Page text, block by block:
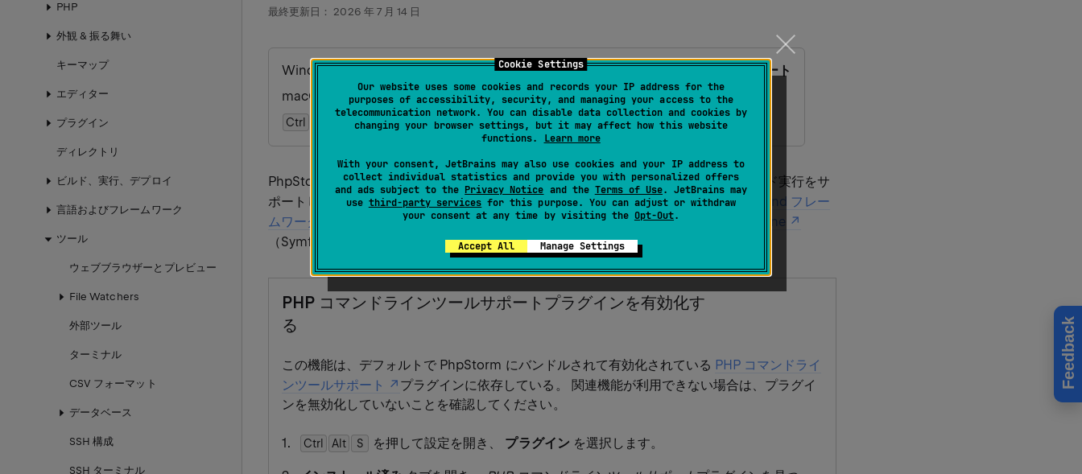
Cookie Settings
Our website uses some cookies and records your IP address for the
purposes of accessibility, security, and managing your access to the
telecommunication network. You can disable data collection and cookies by
changing your browser settings, but it may affect how this website
functions. Learn more
With your consent, JetBrains may also use cookies and your IP address to
collect individual statistics and provide you with personalized offers
and ads subject to the Privacy Notice and the Terms of Use. JetBrains may
use third-party services for this purpose. You can adjust or withdraw
your consent at any time by visiting the Opt-Out.
Accept All Manage Settings
Feedback
PHP
外観 & 振る舞い
キーマップ
エディター
プラグイン
ディレクトリ
ビルド、実行、デプロイ
言語およびフレームワーク
ツール
ウェブブラウザーとプレビュー
File Watchers
外部ツール
ターミナル
CSV フォーマット
データベース
SSH 構成
SSH ターミナル
最終更新日： 2026 年 7 月 14 日
Windows および Linux:ファイル | 設定 | ツール | PHP コマンドラインツールのサポート
macOS：
%instance% | 環境設定 | ツール | PHP コマンドラインツールのサポート
Ctrl または
PhpStorm は、一般的なサードパーティ製またはユーザー定義の PHP ツールのコマンド実行をサ
ポートしています：Symfony 1.1+ 、Symfony2 、Zend フレームワーク 1
Zend フレー
ムワーク 2 (ZFTool)
、Yii 、Composer 、 Drush 5.8+ 、Laravel
Doctrine
（Symfony コンソールベース）、WordPress コマンドラインインターフェース
PHP コマンドラインツールサポートプラグインを有効化す
る
この機能は、デフォルトで PhpStorm にバンドルされて有効化されている PHP コマンドライ
ンツールサポート
プラグインに依存している。 関連機能が利用できない場合は、プラグイ
ンを無効化していないことを確認してください。
Ctrl Alt 0
S を押して設定を開き、 プラグイン を選択します。